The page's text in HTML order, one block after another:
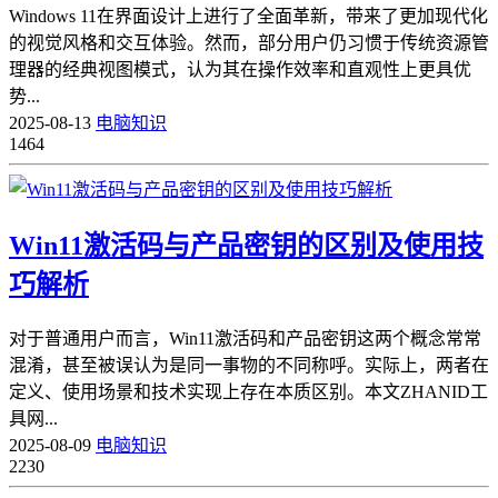
Windows 11在界面设计上进行了全面革新，带来了更加现代化
的视觉风格和交互体验。然而，部分用户仍习惯于传统资源管
理器的经典视图模式，认为其在操作效率和直观性上更具优
势...
2025-08-13 电脑知识
1464
Win11激活码与产品密钥的区别及使用技
巧解析
对于普通用户而言，Win11激活码和产品密钥这两个概念常常
混淆，甚至被误认为是同一事物的不同称呼。实际上，两者在
定义、使用场景和技术实现上存在本质区别。本文ZHANID工
具网...
2025-08-09 电脑知识
2230